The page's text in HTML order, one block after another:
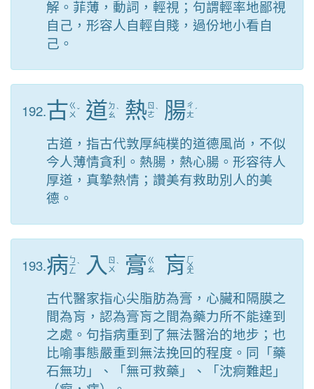
解。菲薄，動詞，輕視；句謂輕率地鄙視
自己，形容人自輕自賤，過份地小看自
己。
192.古ㄍ
ㄨ ˇ 道 ㄉ
ㄠˋ 熱 ㄖ
ㄜˋ 腸ㄔ
ㄤ ˊ
古道，指古代敦厚純樸的道德風尚，不似
今人薄情貪利。熱腸，熱心腸。形容待人
厚道，真摯熱情；讚美有救助別人的美
德。
193.病 ㄅ
ㄧ
ㄥ
ˋ 入 ㄖ
ㄨ ˋ 膏 ㄍ
ㄠ
肓 ㄏ
ㄨ
ㄤ
古代醫家指心尖脂肪為膏，心臟和隔膜之
間為肓，認為膏肓之間為藥力所不能達到
之處。句指病重到了無法醫治的地步；也
比喻事態嚴重到無法挽回的程度。同「藥
石無功」、「無可救藥」、「沈痾難起」